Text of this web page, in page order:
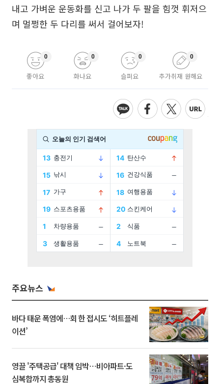
내고 가벼운 운동화를 신고 나가 두 팔을 힘껏 휘저으
며 멀쩡한 두 다리를 써서 걸어보자!
좋아요
0
화나요
0
슬퍼요
0
추가취재 원해요
0
주요뉴스
바다 태운 폭염에…회 한 접시도 ‘히트플레
이션’
영끌 '주택공급' 대책 임박⋯비아파트·도
심복합까지 총동원